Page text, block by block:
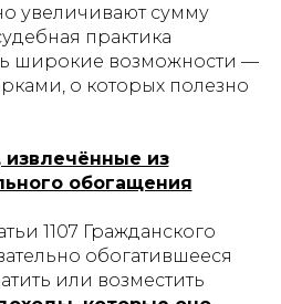
увеличивают сумму
практика
широкие возможности —
о которых полезно
извлечённые из
обогащения
1107 Гражданского
обогатившееся
или возместить